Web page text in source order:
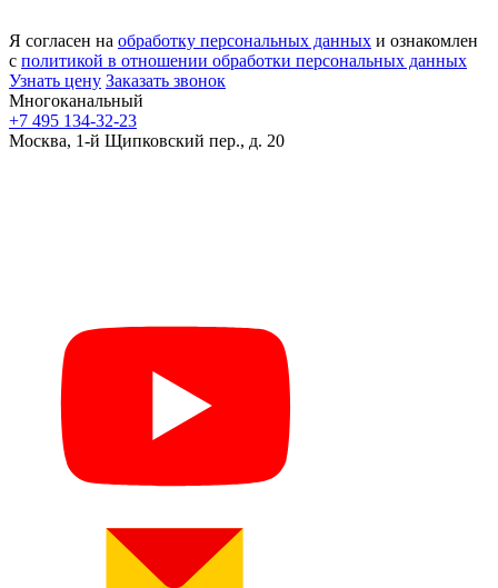
Я согласен на обработку персональных данных и ознакомлен
с политикой в отношении обработки персональных данных
Узнать цену Заказать звонок
Многоканальный
+7 495 134-32-23
Москва, 1-й Щипковский пер., д. 20